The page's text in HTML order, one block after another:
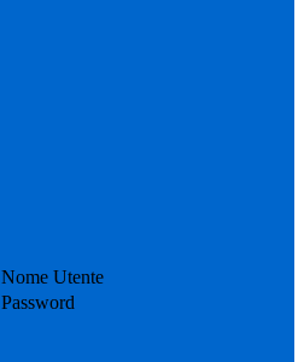
Nome Utente
Password